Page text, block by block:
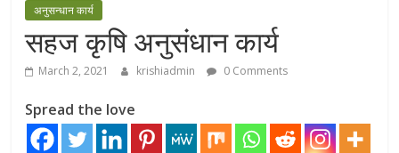
अनुसन्धान कार्य
सहज कृषि अनुसंधान कार्य
March 2, 2021 krishiadmin 0 Comments
Spread the love